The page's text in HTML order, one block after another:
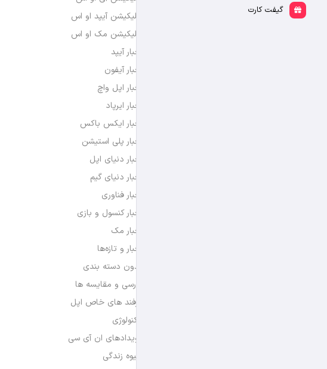
گیفت کارت
اپلیکیشن آیپد او اس
اپلیکیشن مک او اس
اخبار آیپد
اخبار آیفون
اخبار اپل واچ
اخبار ایرپاد
اخبار ایکس باکس
اخبار پلی استیشن
اخبار دنیای اپل
اخبار دنیای گیم
اخبار فناوری
اخبار کنسول و بازی
اخبار مک
اخبار و تازه‌ها
بدون دسته بندی
بررسی و مقایسه ها
ترفند های خاص اپل
تکنولوژی
رویدادهای ان آی سی
شیوه زندگی